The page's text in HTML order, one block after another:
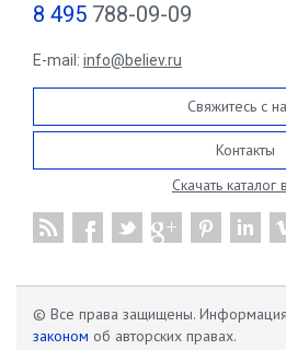
8 495 788-09-09
E-mail: info@believ.ru
Свяжитесь с
Контакты
Скачать каталог
© Все права защищены.
законом об авторских правах.